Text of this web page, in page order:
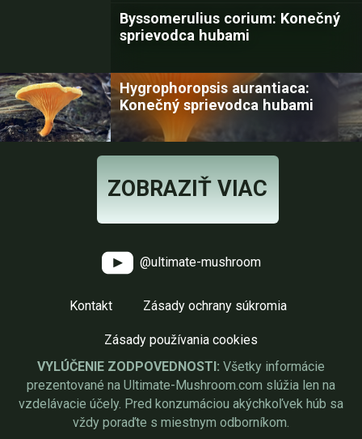
Byssomerulius corium: Konečný
sprievodca hubami
Hygrophoropsis aurantiaca:
Konečný sprievodca hubami
ZOBRAZIŤ VIAC
@ultimate-mushroom
Kontakt Zásady ochrany súkromia
Zásady používania cookies
VYLÚČENIE ZODPOVEDNOSTI: Všetky informácie
prezentované na Ultimate-Mushroom.com slúžia len na
vzdelávacie účely. Pred konzumáciou akýchkoľvek húb sa
vždy poraďte s miestnym odborníkom.